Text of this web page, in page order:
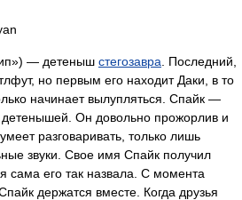
— детеныш стегозавра . Последний,
но первым его находит Даки, в то
начинает вылупляться. Спайк —
Он довольно прожорлив и
разговаривать, только лишь
звуки. Свое имя Спайк получил
сама его так назвала. С момента
держатся вместе. Когда друзья